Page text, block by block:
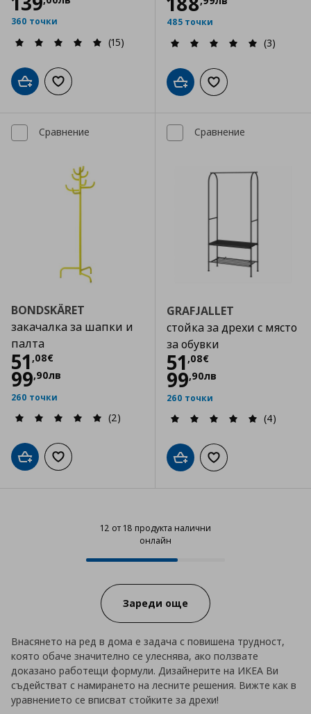
360 точки
(15)
Добави в кошницата
Добави към списъка с любими
485 точки
(3)
Добави в кошницата
Добави към
Сравнение
BONDSKÄRET
закачалка за шапки и
палта
51 ,08€
Цена
99,90лв
260 точки
(2)
Добави в кошницата
Добави към списъка с любими
Сравнение
GRAFJALLET
стойка за дрехи с място
за обувки
51 ,08€
Цена
99,90лв
260 точки
(4)
Добави в кошницата
Добави към
12 от 18 продукта налични
онлайн
12 от 18 продукта налични
Progress:
Зареди още
Внасянето на ред в дома е задача с повишена трудност,
която обаче значително се улеснява, ако ползвате
доказано работещи формули. Дизайнерите на ИКЕА Ви
съдействат с намирането на лесните решения. Вижте как в
уравнението се вписват стойките за дрехи!